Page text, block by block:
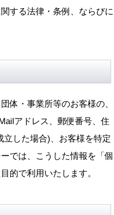
する法律・条例、ならびに
体・事業所等のお客様の、
アドレス、郵便番号、住
した場合)、お客様を特定
では、こうした情報を「個
的で利用いたします。